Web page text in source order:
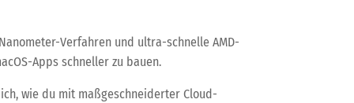
Verfahren und ultra-schnelle AMD-
Apps schneller zu bauen.
wie du mit maßgeschneiderter Cloud-